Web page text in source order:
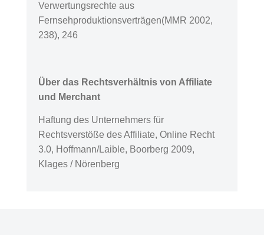
Verwertungsrechte aus
Fernsehproduktionsverträgen(MMR 2002,
238), 246
Über das Rechtsverhältnis von Affiliate
und Merchant
Haftung des Unternehmers für
Rechtsverstöße des Affiliate, Online Recht
3.0, Hoffmann/Laible, Boorberg 2009,
Klages / Nörenberg